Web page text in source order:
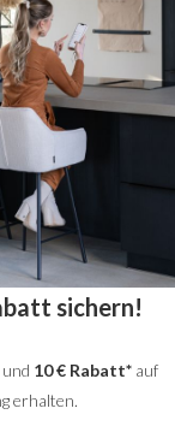
anmelden
Angebote &
Über uns
Service
Rückversand
sichern!
10 € Rabatt* auf
erhalten.